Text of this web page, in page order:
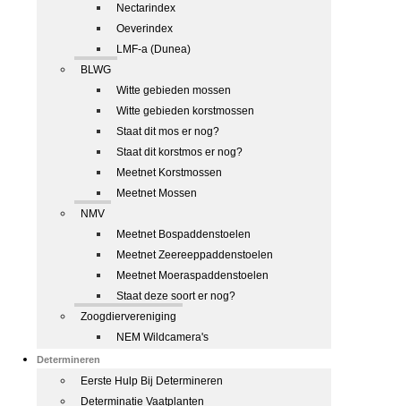
Nectarindex
Oeverindex
LMF-a (Dunea)
BLWG
Witte gebieden mossen
Witte gebieden korstmossen
Staat dit mos er nog?
Staat dit korstmos er nog?
Meetnet Korstmossen
Meetnet Mossen
NMV
Meetnet Bospaddenstoelen
Meetnet Zeereeppaddenstoelen
Meetnet Moeraspaddenstoelen
Staat deze soort er nog?
Zoogdiervereniging
NEM Wildcamera's
Determineren
Eerste Hulp Bij Determineren
Determinatie Vaatplanten